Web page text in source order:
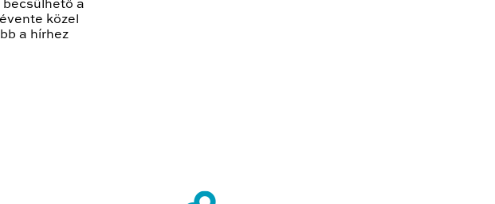
becsülhető a
közel
a hírhez